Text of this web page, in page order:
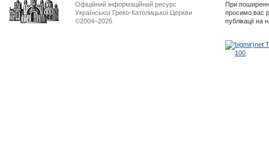
Офіційний інформаційний ресурс
Української Греко-Католицької Церкви
©2004–2026
При
просимо вас
публікації на